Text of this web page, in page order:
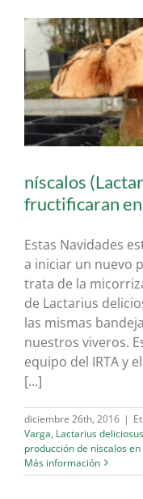
níscalos
fructificaran
Estas Navidades
a iniciar un nuevo
trata de la
de Lactarius
las mismas
nuestros viveros.
equipo del IRTA y
[...]
diciembre 26th, 2016 |
Varga, Lactarius
producción de níscalos
Más información